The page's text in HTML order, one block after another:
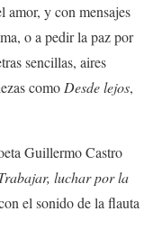
amor, y con mensajes
o a pedir la paz por
sencillas, aires
como Desde lejos,
Guillermo Castro
luchar por la
el sonido de la flauta